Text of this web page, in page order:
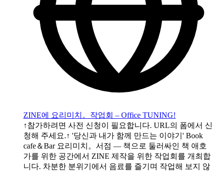
ZINE에 요리미치。작업회 – Office TUNING!
↑참가하려면 사전 신청이 필요합니다. URL의 폼에서 신
청해 주세요.↑ '당신과 내가 함께 만드는 이야기' Book
cafe＆Bar 요리미치。서점 — 책으로 둘러싸인 책 애호
가를 위한 공간에서 ZINE 제작을 위한 작업회를 개최합
니다. 차분한 분위기에서 음료를 즐기며 작업해 보지 않